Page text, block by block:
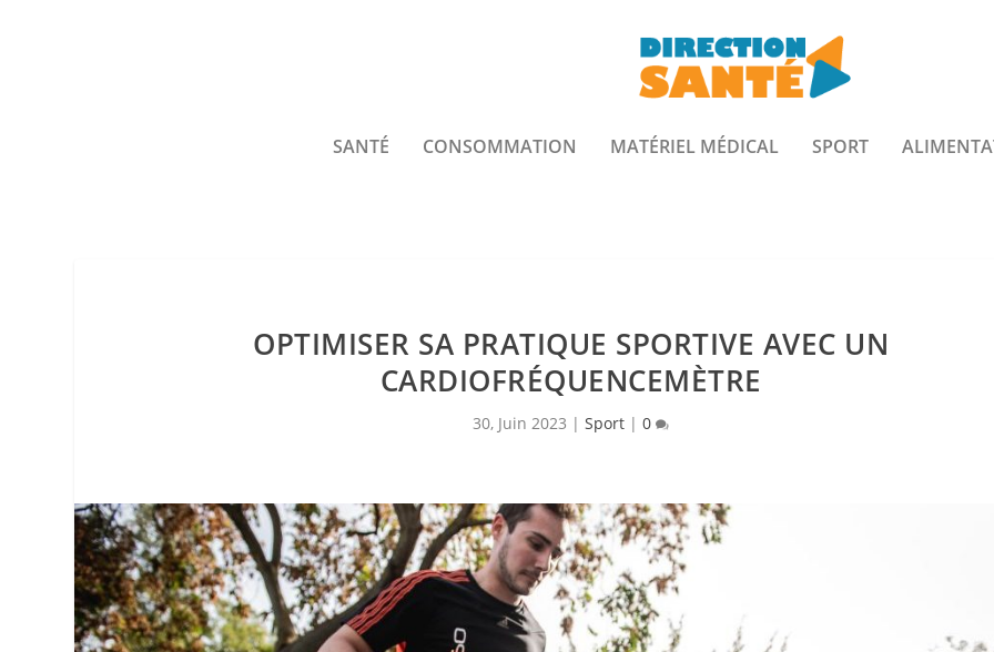
SANTÉ CONSOMMATION MATÉRIEL MÉDICAL SPORT
OPTIMISER SA PRATIQUE SPORTIVE AVEC UN
CARDIOFRÉQUENCEMÈTRE
30, Juin 2023 |Sport |0